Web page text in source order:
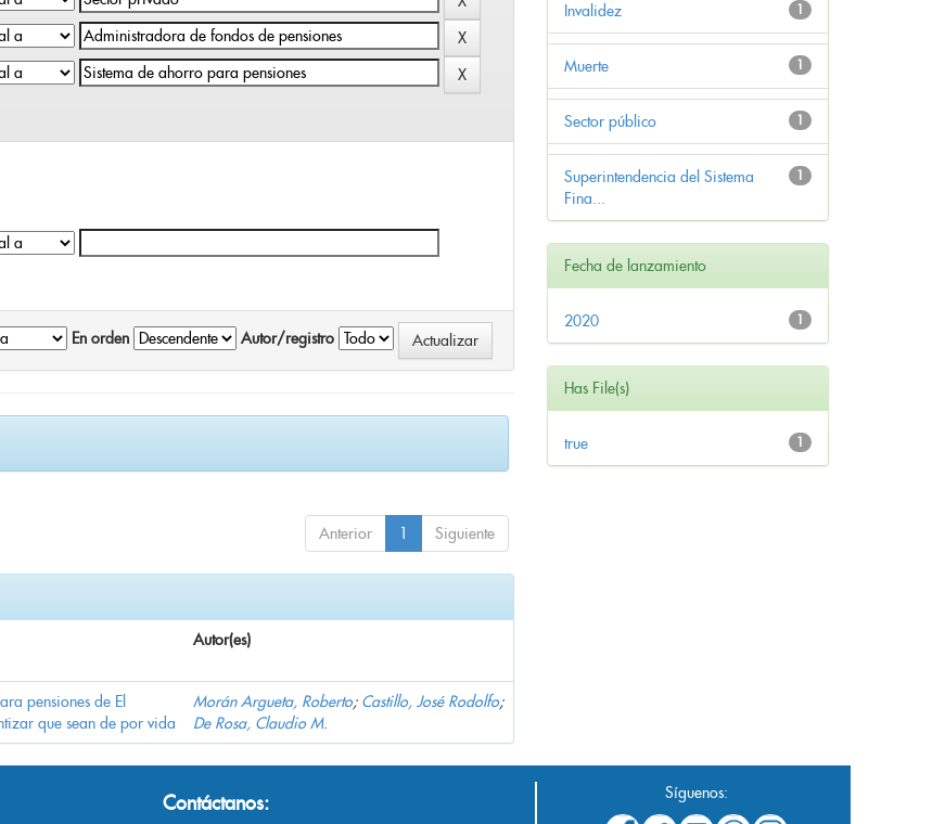
En orden Autor/registro
Anterior 1 Siguiente
Autor(es)
pensiones de El
que sean de por vida
Morán Argueta, Roberto; Castillo, José Rodolfo;
De Rosa, Claudio M.
1
Invalidez
1
Muerte
1
Sector público
1
Superintendencia del Sistema
Fina...
Fecha de lanzamiento
1
2020
Has File(s)
1
true
Contáctanos: Síguenos: